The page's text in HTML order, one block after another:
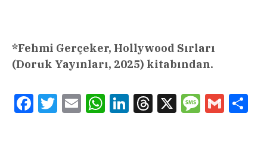
*Fehmi Gerçeker, Hollywood Sırları
(Doruk Yayınları, 2025) kitabından.
FacebookTwitterEmail WhatsAppLinkedInThreads
X Message
Gmail